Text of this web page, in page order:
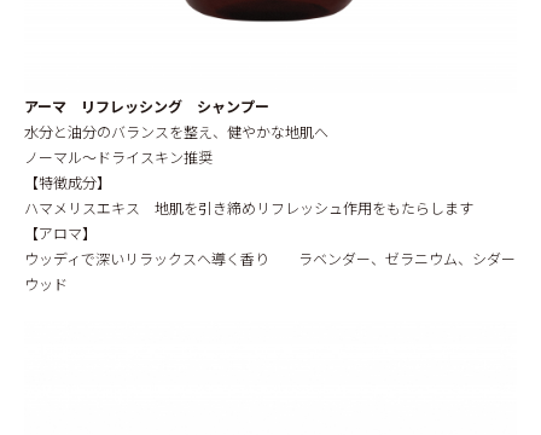
アーマ リフレッシング シャンプー
水分と油分のバランスを整え、健やかな地肌へ
ノーマル～ドライスキン推奨
【特徴成分】
ハマメリスエキス 地肌を引き締めリフレッシュ作用をもたらします
【アロマ】
ウッディで深いリラックスへ導く香り ラベンダー、ゼラニウム、シダー
ウッド